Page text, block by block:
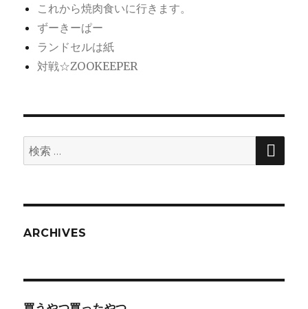
これから焼肉食いに行きます。
ずーきーぱー
ランドセルは紙
対戦☆ZOOKEEPER
検
索:
検
ARCHIVES